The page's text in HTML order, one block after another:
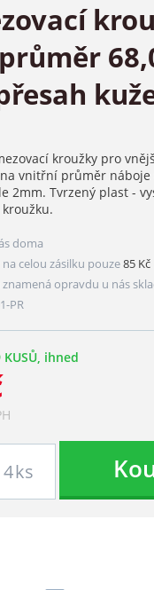
kroužky pro
vnitřní průměr náboje
2mm. Tvrzený plast -
kroužku.
doma
celou zásilku pouze85 Kč
znamená opravdu u nás
PR
KUSŮ, ihned
ks